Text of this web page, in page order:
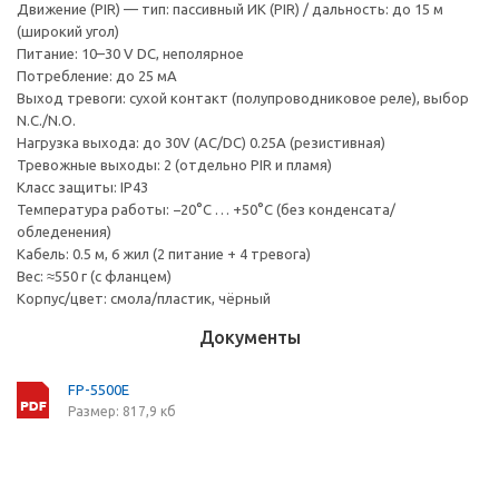
Движение (PIR) — тип: пассивный ИК (PIR) / дальность: до 15 м
(широкий угол)
Питание: 10–30 V DC, неполярное
Потребление: до 25 мА
Выход тревоги: сухой контакт (полупроводниковое реле), выбор
N.C./N.O.
Нагрузка выхода: до 30V (AC/DC) 0.25A (резистивная)
Тревожные выходы: 2 (отдельно PIR и пламя)
Класс защиты: IP43
Температура работы: −20°C … +50°C (без конденсата/
обледенения)
Кабель: 0.5 м, 6 жил (2 питание + 4 тревога)
Вес: ≈550 г (с фланцем)
Корпус/цвет: смола/пластик, чёрный
Документы
FP-5500E
Размер: 817,9 кб